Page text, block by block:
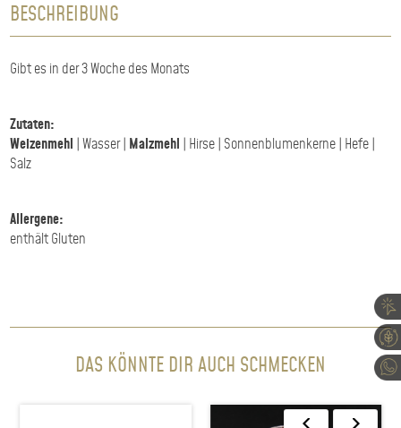
BESCHREIBUNG
Gibt es in der 3 Woche des Monats
Zutaten:
Weizenmehl | Wasser | Malzmehl | Hirse | Sonnenblumenkerne | Hefe |
Salz
Allergene:
enthält Gluten
DAS KÖNNTE DIR AUCH SCHMECKEN